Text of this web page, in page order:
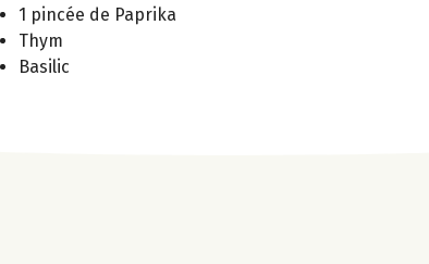
1 pincée de Paprika
Thym
Basilic